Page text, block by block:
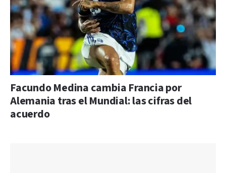
Facundo Medina cambia Francia por
Alemania tras el Mundial: las cifras del
acuerdo